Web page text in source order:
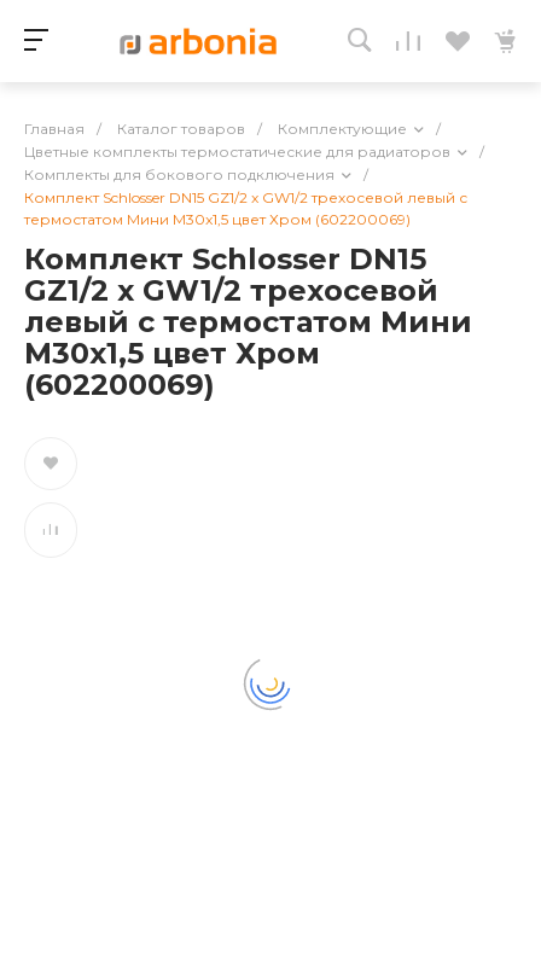
Главная / Каталог товаров / Комплектующие
/
Цветные комплекты термостатические для радиаторов
/
Комплекты для бокового подключения
/
Комплект Schlosser DN15 GZ1/2 x GW1/2 трехосевой левый с
термостатом Мини M30x1,5 цвет Хром (602200069)
Комплект Schlosser DN15
GZ1/2 x GW1/2 трехосевой
левый с термостатом Мини
M30x1,5 цвет Хром
(602200069)